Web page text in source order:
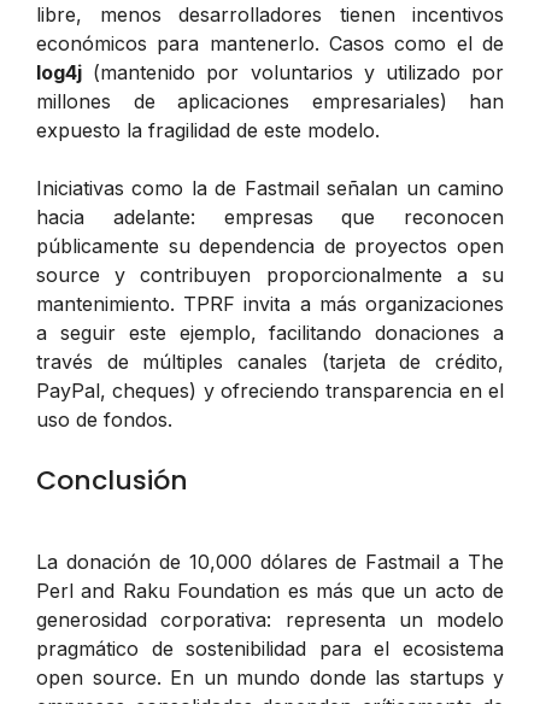
libre, menos desarrolladores tienen incentivos
económicos para mantenerlo. Casos como el de
log4j (mantenido por voluntarios y utilizado por
millones de aplicaciones empresariales) han
expuesto la fragilidad de este modelo.
Iniciativas como la de Fastmail señalan un camino
hacia adelante: empresas que reconocen
públicamente su dependencia de proyectos open
source y contribuyen proporcionalmente a su
mantenimiento. TPRF invita a más organizaciones
a seguir este ejemplo, facilitando donaciones a
través de múltiples canales (tarjeta de crédito,
PayPal, cheques) y ofreciendo transparencia en el
uso de fondos.
Conclusión
La donación de 10,000 dólares de Fastmail a The
Perl and Raku Foundation es más que un acto de
generosidad corporativa: representa un modelo
pragmático de sostenibilidad para el ecosistema
open source. En un mundo donde las startups y